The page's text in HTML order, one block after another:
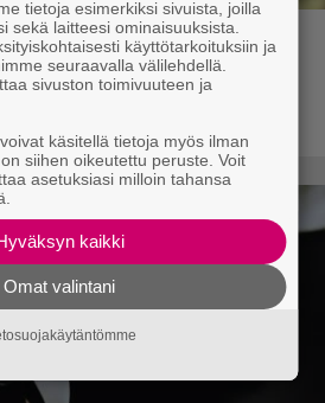
Pimiän
– ”Kaunis
tietoja esimerkiksi sivuista, joilla
sekä laitteesi ominaisuuksista.
käyttötarkoituksiin ja
seuraavalla välilehdellä.
sivuston toimivuuteen ja
käsitellä tietoja myös ilman
siihen oikeutettu peruste. Voit
asetuksiasi milloin tahansa
kaikki
Omat valintani